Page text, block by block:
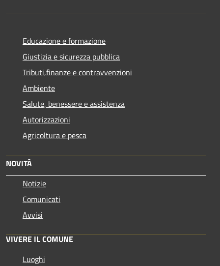
Educazione e formazione
Giustizia e sicurezza pubblica
Tributi,finanze e contravvenzioni
Ambiente
Salute, benessere e assistenza
Autorizzazioni
Agricoltura e pesca
NOVITÀ
Notizie
Comunicati
Avvisi
VIVERE IL COMUNE
Luoghi